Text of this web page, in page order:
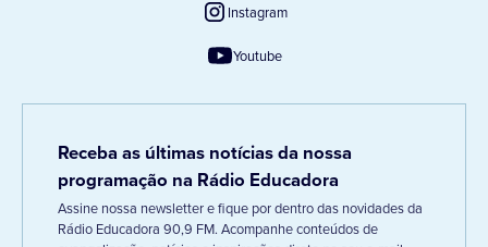
Instagram
Youtube
Receba as últimas notícias da nossa
programação na Rádio Educadora
Assine nossa newsletter e fique por dentro das novidades da
Rádio Educadora 90,9 FM. Acompanhe conteúdos de